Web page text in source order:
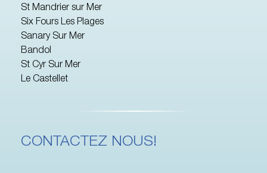
St Mandrier sur Mer
Six Fours Les Plages
Sanary Sur Mer
Bandol
St Cyr Sur Mer
Le Castellet
CONTACTEZ NOUS!